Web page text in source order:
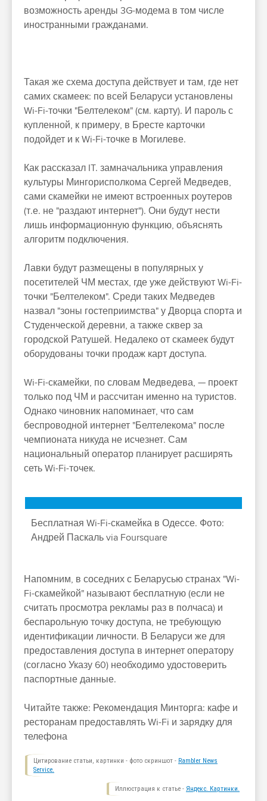
возможность аренды 3G-модема в том числе
иностранными гражданами.
Такая же схема доступа действует и там, где нет
самих скамеек: по всей Беларуси установлены
Wi-Fi-точки "Белтелеком" (см. карту). И пароль с
купленной, к примеру, в Бресте карточки
подойдет и к Wi-Fi-точке в Могилеве.
Как рассказал IT. замначальника управления
культуры Мингорисполкома Сергей Медведев,
сами скамейки не имеют встроенных роутеров
(т.е. не "раздают интернет"). Они будут нести
лишь информационную функцию, объяснять
алгоритм подключения.
Лавки будут размещены в популярных у
посетителей ЧМ местах, где уже действуют Wi-Fi-
точки "Белтелеком". Среди таких Медведев
назвал "зоны гостеприимства" у Дворца спорта и
Студенческой деревни, а также сквер за
городской Ратушей. Недалеко от скамеек будут
оборудованы точки продаж карт доступа.
Wi-Fi-скамейки, по словам Медведева, — проект
только под ЧМ и рассчитан именно на туристов.
Однако чиновник напоминает, что сам
беспроводной интернет "Белтелекома" после
чемпионата никуда не исчезнет. Сам
национальный оператор планирует расширять
сеть Wi-Fi-точек.
Бесплатная Wi-Fi-скамейка в Одессе. Фото:
Андрей Паскаль via Foursquare
Напомним, в соседних с Беларусью странах "Wi-
Fi-скамейкой" называют бесплатную (если не
считать просмотра рекламы раз в полчаса) и
беспарольную точку доступа, не требующую
идентификации личности. В Беларуси же для
предоставления доступа в интернет оператору
(согласно Указу 60) необходимо удостоверить
паспортные данные.
Читайте также: Рекомендация Минторга: кафе и
ресторанам предоставлять Wi-Fi и зарядку для
телефона
Цитирование статьи, картинки - фото скриншот - Rambler News
Service.
Иллюстрация к статье - Яндекс. Картинки.